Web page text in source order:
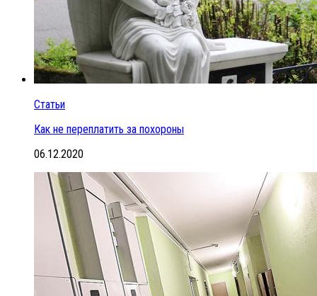
Статьи
Как не переплатить за похороны
06.12.2020